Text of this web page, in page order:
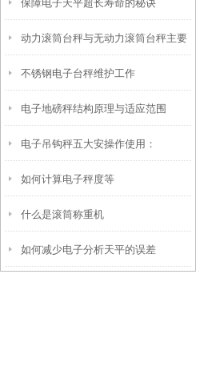
什么？
保障电子天平超长寿命的秘诀
动力滚筒台秤与无动力滚筒台秤主要
区别
不锈钢电子台秤维护工作
电子地磅秤结构原理与适应范围
电子吊钩秤五大安操作使用：
如何计算电子秤度等
什么是滚筒称重机
如何减少电子分析天平的误差